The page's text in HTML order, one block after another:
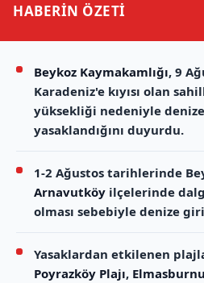
HABERİN ÖZETİ
Beykoz Kaymakamlığı, 9
Karadeniz'e kıyısı olan
yüksekliği nedeniyle
yasaklandığını duyurdu.
1-2 Ağustos tarihlerinde
Arnavutköy ilçelerinde
olması sebebiyle denize
Yasaklardan etkilenen
Poyrazköy Plajı,